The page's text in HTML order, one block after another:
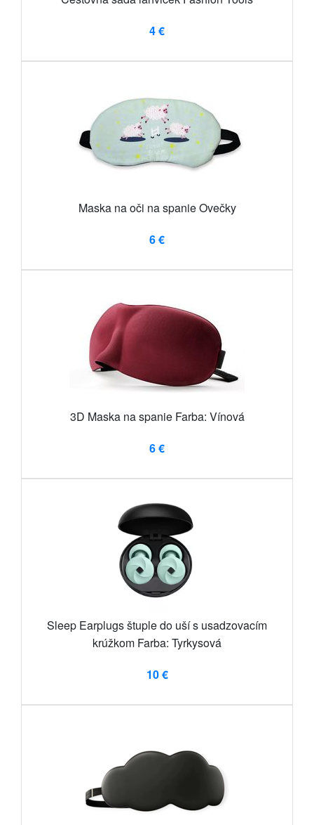
4 €
Maska na oči na spanie Ovečky
6 €
3D Maska na spanie Farba: Vínová
6 €
Sleep Earplugs štuple do uší s usadzovacím
krúžkom Farba: Tyrkysová
10 €